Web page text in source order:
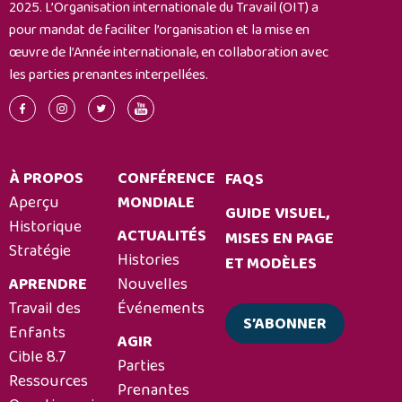
causes
profondes
au
sein
des
communautés
2025. L’Organisation internationale du Travail (OIT) a
pour mandat de faciliter l’organisation et la mise en
œuvre de l’Année internationale, en collaboration avec
les parties prenantes interpellées.
À PROPOS
Aperçu
Historique
Stratégie
APRENDRE
Travail des
Enfants
Cible 8.7
Ressources
CONFÉRENCE
MONDIALE
ACTUALITÉS
Histories
Nouvelles
Événements
AGIR
Parties
Prenantes
FAQS
GUIDE VISUEL,
MISES EN PAGE
ET MODÈLES
S’ABONNER